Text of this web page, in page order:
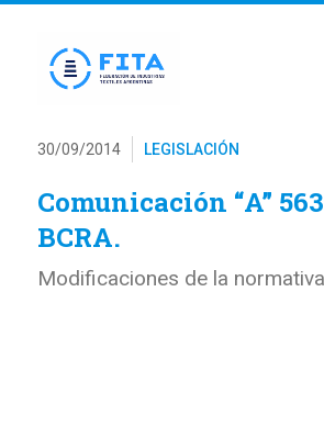
30/09/2014 LEGISLACIÓN
Comunicación “A”
BCRA.
Modificaciones de la